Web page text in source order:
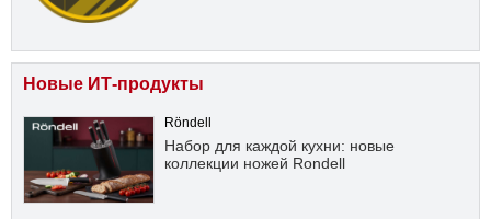
Новые ИТ-продукты
Röndell
Набор для каждой кухни: новые
коллекции ножей Rondell